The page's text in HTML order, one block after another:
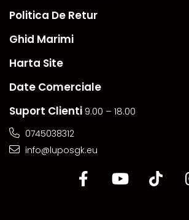
Politica De Retur
Ghid Marimi
Harta Site
Date Comerciale
Suport Clienti 9.00 – 18.00
0745038312
info@luposgk.eu